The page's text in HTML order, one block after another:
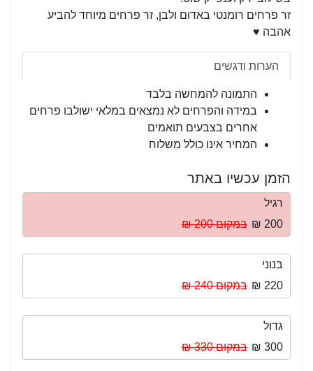
זר פרחים רומנטי באדום ולבן, זר פרחים מיוחד להביע
אהבה ♥
הערות ודגשים
התמונה להמחשה בלבד
במידה והפרחים לא נמצאים במלאי ישולבו פרחים
אחרים בצבעים תואמים
המחיר אינו כולל משלוח
הזמן עכשיו באתר
רגיל
200 ₪
במקום 200 ₪
בנוני
220 ₪
במקום 240 ₪
גדול
300 ₪
במקום 330 ₪